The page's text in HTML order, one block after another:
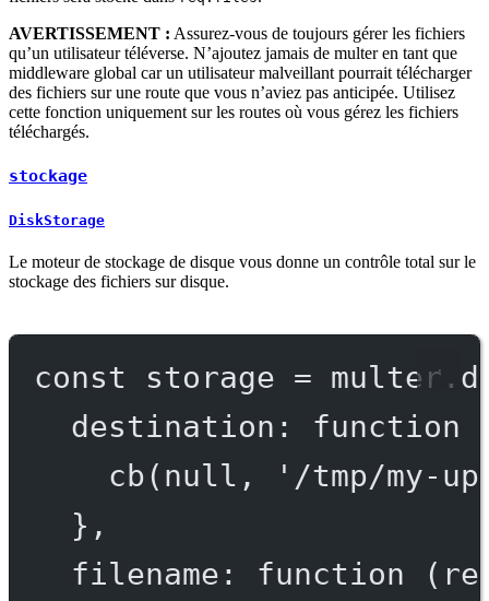
AVERTISSEMENT : Assurez-vous de toujours gérer les fichiers
qu’un utilisateur téléverse. N’ajoutez jamais de multer en tant que
middleware global car un utilisateur malveillant pourrait télécharger
des fichiers sur une route que vous n’aviez pas anticipée. Utilisez
cette fonction uniquement sur les routes où vous gérez les fichiers
téléchargés.
stockage
DiskStorage
Le moteur de stockage de disque vous donne un contrôle total sur le
stockage des fichiers sur disque.
const storage = multer.
destination : function
cb( null ,
'/tmp/my-
},
filename : function (